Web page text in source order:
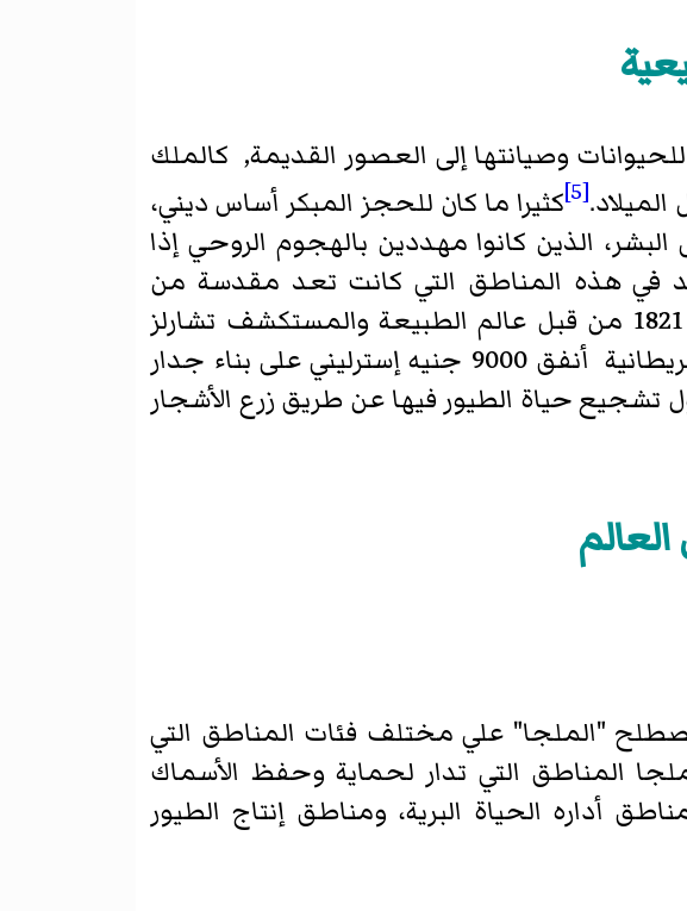
وصيانتها إلى العصور القديمة, كالملك
[5] كثيرا ما كان للحجز المبكر أساس ديني،
الذين كانوا مهددين بالهجوم الروحي إذا
في هذه المناطق التي كانت تعد مقدسة من
المحرمات. تم تأسيس أول محمية طبيعية حديثة في العالم في عام 1821 من قبل عالم الطبيعة والمستكشف تشارلز
واترتون حول ممتلكاته في قصروالتون هول، غرب مقاطعة يوركشاير البريطانية أنفق 9000 جنيه إسترليني على بناء جدار
الصيادين حاول تشجيع حياة الطيور فيها عن طريق زرع الأشجار
مصطلح "الملجا" علي مختلف فئات المناطق التي
المناطق التي تدار لحماية وحفظ الأسماك
أداره الحياة البرية، ومناطق إنتاج الطيور